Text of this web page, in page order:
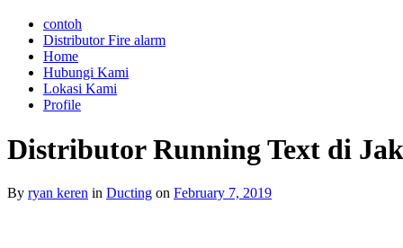
contoh
Distributor Fire alarm
Home
Hubungi Kami
Lokasi Kami
Profile
Distributor Running Text di
By ryan keren in Ducting on February 7, 2019